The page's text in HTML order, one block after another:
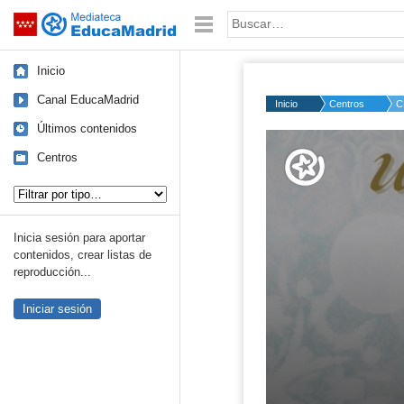
Saltar navegación Palabra o frase:
Inicio
Canal EducaMadrid
Últimos contenidos
Centros
Inicia sesión para aportar
contenidos, crear listas de
reproducción...
Iniciar sesión
Inicio Centros
50%